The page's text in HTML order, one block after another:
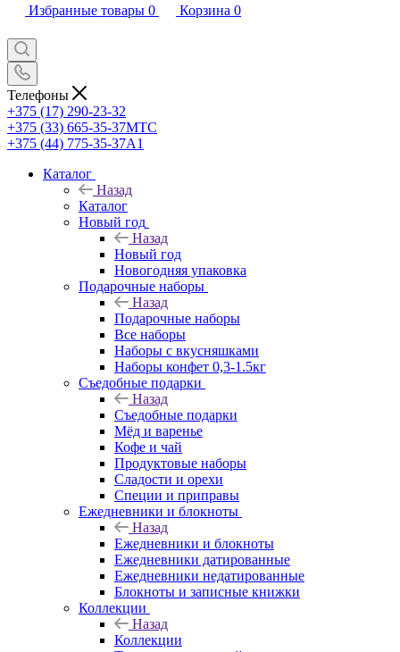
Избранные товары 0 Корзина 0
Телефоны
+375 (17) 290-23-32
+375 (33) 665-35-37МТС
+375 (44) 775-35-37А1
Каталог
Назад
Каталог
Новый год
Назад
Новый год
Новогодняя упаковка
Подарочные наборы
Назад
Подарочные наборы
Все наборы
Наборы с вкусняшками
Наборы конфет 0,3-1.5кг
Съедобные подарки
Назад
Съедобные подарки
Мёд и варенье
Кофе и чай
Продуктовые наборы
Сладости и орехи
Специи и приправы
Ежедневники и блокноты
Назад
Ежедневники и блокноты
Ежедневники датированные
Ежедневники недатированные
Блокноты и записные книжки
Коллекции
Назад
Коллекции